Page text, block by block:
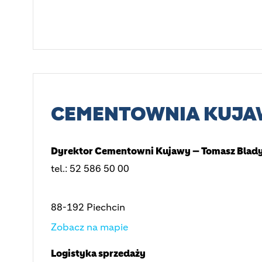
CEMENTOWNIA
Dyrektor Cementowni Kujawy — Tomasz
tel.: 52 586 50 00
88-192 Piechcin
Zobacz na mapie
Logistyka sprzedaży